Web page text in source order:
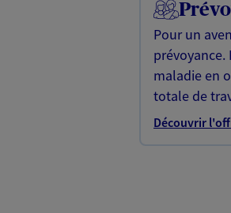
Pour un
prévoyance.
maladie en
totale de
Découvrir